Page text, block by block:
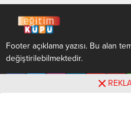
Footer açıklama yazısı. Bu alan
değiştirilebilmektedir.